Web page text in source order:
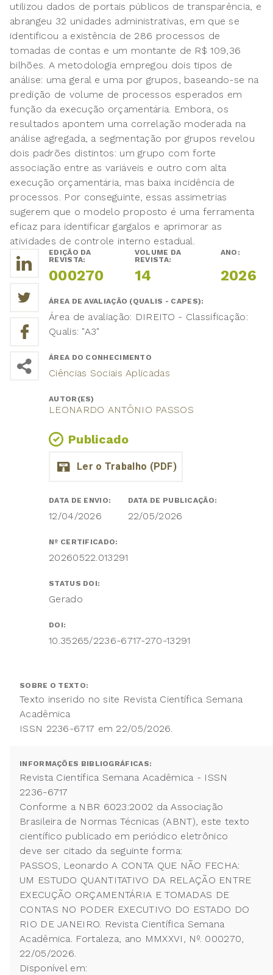
utilizou dados de portais públicos de transparência, e
abrangeu 32 unidades administrativas, em que se
identificou a existência de 286 processos de
tomadas de contas e um montante de R$ 109,36
bilhões. A metodologia empregou dois tipos de
análise: uma geral e uma por grupos, baseando-se na
predição de volume de processos esperados em
função da execução orçamentária. Embora, os
resultados apontem uma correlação moderada na
análise agregada, a segmentação por grupos revelou
dois padrões distintos: um grupo com forte
associação entre as variáveis e outro com alta
execução orçamentária, mas baixa incidência de
processos. Por conseguinte, essas assimetrias
sugerem que o modelo proposto é uma ferramenta
eficaz para identificar gargalos e aprimorar as
atividades de controle interno estadual.
EDIÇÃO DA
REVISTA:
000270
VOLUME DA
REVISTA:
14
ANO:
2026
ÁREA DE AVALIAÇÃO (QUALIS - CAPES):
Área de avaliação: DIREITO - Classificação:
Qualis: "A3"
ÁREA DO CONHECIMENTO
Ciências Sociais Aplicadas
AUTOR(ES)
LEONARDO ANTÔNIO PASSOS
Publicado
DATA DE ENVIO:
12/04/2026
DATA DE PUBLICAÇÃO:
22/05/2026
Nº CERTIFICADO:
20260522.013291
STATUS DOI:
Gerado
DOI:
10.35265/2236-6717-270-13291
SOBRE O TEXTO:
Texto inserido no site Revista Científica Semana
Acadêmica
ISSN 2236-6717 em 22/05/2026.
INFORMAÇÕES BIBLIOGRÁFICAS:
Revista Científica Semana Acadêmica - ISSN
2236-6717
Conforme a NBR 6023:2002 da Associação
Brasileira de Normas Técnicas (ABNT), este texto
científico publicado em periódico eletrônico
deve ser citado da seguinte forma:
PASSOS, Leonardo A CONTA QUE NÃO FECHA:
UM ESTUDO QUANTITATIVO DA RELAÇÃO ENTRE
EXECUÇÃO ORÇAMENTÁRIA E TOMADAS DE
CONTAS NO PODER EXECUTIVO DO ESTADO DO
RIO DE JANEIRO. Revista Científica Semana
Acadêmica. Fortaleza, ano MMXXVI, Nº. 000270,
22/05/2026.
Disponível em: